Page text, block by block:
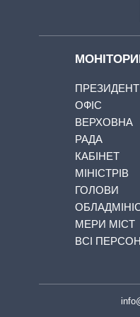
ПРЕЗИДЕНТ
ОФІС
ВЕРХОВНА
РАДА
КАБІНЕТ
МІНІСТРІВ
ГОЛОВИ
МЕРИ МІСТ
ВСІ